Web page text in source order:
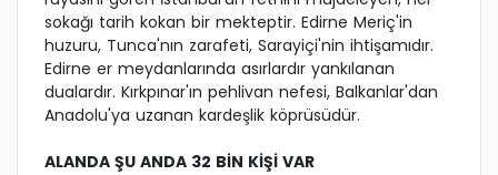
sokağı tarih kokan bir mekteptir. Edirne Meriç'in
huzuru, Tunca'nın zarafeti, Sarayiçi'nin ihtişamıdır.
Edirne er meydanlarında asırlardır yankılanan
dualardır. Kırkpınar'ın pehlivan nefesi, Balkanlar'dan
Anadolu'ya uzanan kardeşlik köprüsüdür.
ALANDA ŞU ANDA 32 BİN KİŞİ VAR